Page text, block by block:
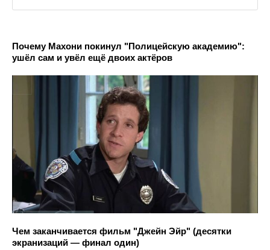
Почему Махони покинул "Полицейскую академию":
ушёл сам и увёл ещё двоих актёров
Чем заканчивается фильм "Джейн Эйр" (десятки
экранизаций — финал один)